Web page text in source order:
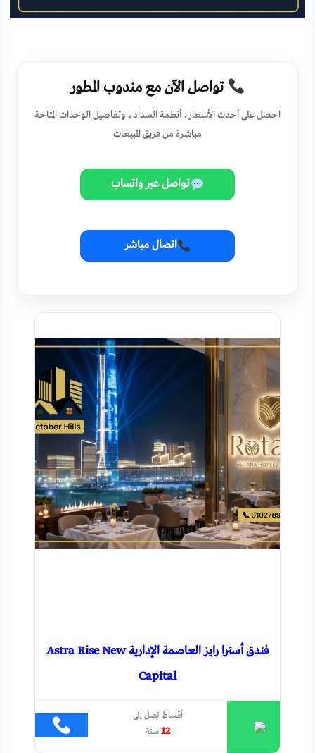
تواصل الآن مع مندوب المطور
احصل على أحدث الأسعار، أنظمة السداد، وتفاصيل الوحدات المتاحة
مباشرة من فريق المبيعات
تواصل عبر واتساب
اتصال مباشر
فندق أسترا رايز العاصمة الإدارية Astra Rise New
Capital
أقساط تصل إلى
12سنة